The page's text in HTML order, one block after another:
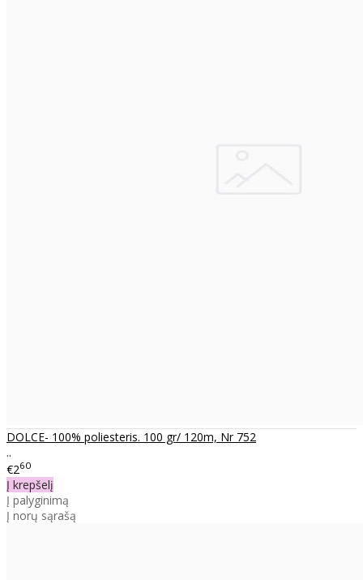
DOLCE- 100% poliesteris. 100 gr/ 120m, Nr 752
..
€260
Į krepšelį
Į palyginimą
Į norų sąrašą